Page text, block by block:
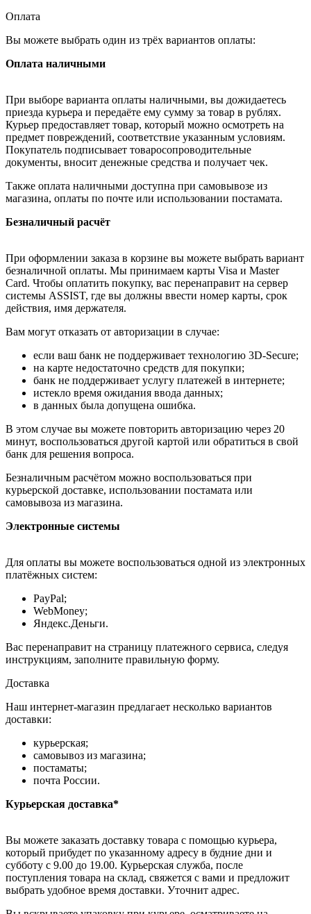
Оплата
Вы можете выбрать один из трёх вариантов оплаты:
Оплата наличными
При выборе варианта оплаты наличными, вы дожидаетесь
приезда курьера и передаёте ему сумму за товар в рублях.
Курьер предоставляет товар, который можно осмотреть на
предмет повреждений, соответствие указанным условиям.
Покупатель подписывает товаросопроводительные
документы, вносит денежные средства и получает чек.
Также оплата наличными доступна при самовывозе из
магазина, оплаты по почте или использовании постамата.
Безналичный расчёт
При оформлении заказа в корзине вы можете выбрать вариант
безналичной оплаты. Мы принимаем карты Visa и Master
Card. Чтобы оплатить покупку, вас перенаправит на сервер
системы ASSIST, где вы должны ввести номер карты, срок
действия, имя держателя.
Вам могут отказать от авторизации в случае:
если ваш банк не поддерживает технологию 3D-Secure;
на карте недостаточно средств для покупки;
банк не поддерживает услугу платежей в интернете;
истекло время ожидания ввода данных;
в данных была допущена ошибка.
В этом случае вы можете повторить авторизацию через 20
минут, воспользоваться другой картой или обратиться в свой
банк для решения вопроса.
Безналичным расчётом можно воспользоваться при
курьерской доставке, использовании постамата или
самовывоза из магазина.
Электронные системы
Для оплаты вы можете воспользоваться одной из электронных
платёжных систем:
PayPal;
WebMoney;
Яндекс.Деньги.
Вас перенаправит на страницу платежного сервиса, следуя
инструкциям, заполните правильную форму.
Доставка
Наш интернет-магазин предлагает несколько вариантов
доставки:
курьерская;
самовывоз из магазина;
постаматы;
почта России.
Курьерская доставка*
Вы можете заказать доставку товара с помощью курьера,
который прибудет по указанному адресу в будние дни и
субботу с 9.00 до 19.00. Курьерская служба, после
поступления товара на склад, свяжется с вами и предложит
выбрать удобное время доставки. Уточнит адрес.